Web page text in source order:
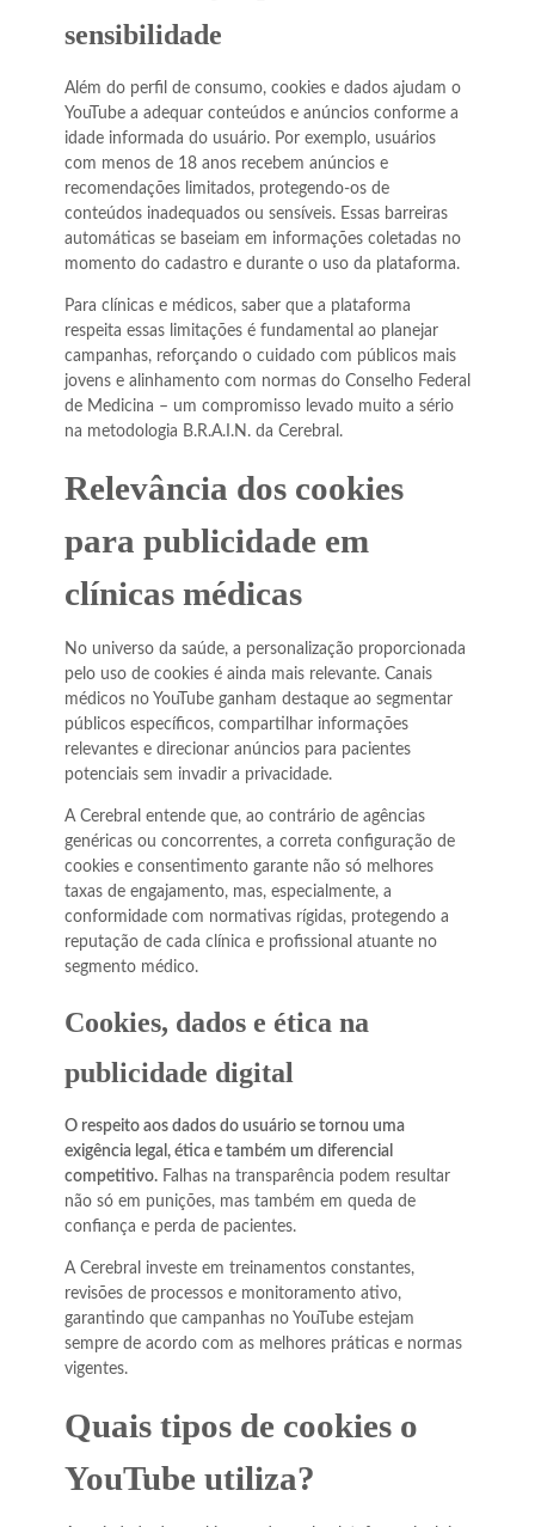
sensibilidade
Além do perfil de consumo, cookies e dados ajudam o
YouTube a adequar conteúdos e anúncios conforme a
idade informada do usuário. Por exemplo, usuários
com menos de 18 anos recebem anúncios e
recomendações limitados, protegendo-os de
conteúdos inadequados ou sensíveis. Essas barreiras
automáticas se baseiam em informações coletadas no
momento do cadastro e durante o uso da plataforma.
Para clínicas e médicos, saber que a plataforma
respeita essas limitações é fundamental ao planejar
campanhas, reforçando o cuidado com públicos mais
jovens e alinhamento com normas do Conselho Federal
de Medicina – um compromisso levado muito a sério
na metodologia B.R.A.I.N. da Cerebral.
Relevância dos cookies
para publicidade em
clínicas médicas
No universo da saúde, a personalização proporcionada
pelo uso de cookies é ainda mais relevante. Canais
médicos no YouTube ganham destaque ao segmentar
públicos específicos, compartilhar informações
relevantes e direcionar anúncios para pacientes
potenciais sem invadir a privacidade.
A Cerebral entende que, ao contrário de agências
genéricas ou concorrentes, a correta configuração de
cookies e consentimento garante não só melhores
taxas de engajamento, mas, especialmente, a
conformidade com normativas rígidas, protegendo a
reputação de cada clínica e profissional atuante no
segmento médico.
Cookies, dados e ética na
publicidade digital
O respeito aos dados do usuário se tornou uma
exigência legal, ética e também um diferencial
competitivo.Falhas na transparência podem resultar
não só em punições, mas também em queda de
confiança e perda de pacientes.
A Cerebral investe em treinamentos constantes,
revisões de processos e monitoramento ativo,
garantindo que campanhas no YouTube estejam
sempre de acordo com as melhores práticas e normas
vigentes.
Quais tipos de cookies o
YouTube utiliza?